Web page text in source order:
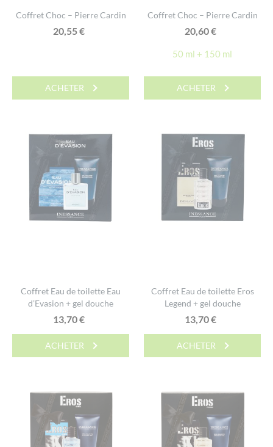
Coffret Choc – Pierre Cardin
20,55€
ACHETER
Coffret Choc – Pierre Cardin
20,60€
50 ml + 150 ml
ACHETER
Coffret Eau de toilette Eau
d’Evasion + gel douche
13,70€
ACHETER
Coffret Eau de toilette Eros
Legend + gel douche
13,70€
ACHETER